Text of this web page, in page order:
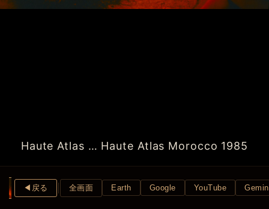
Haute Atlas … Haute Atlas Morocco 1985
◀︎戻る 全画面 Earth Google YouTube